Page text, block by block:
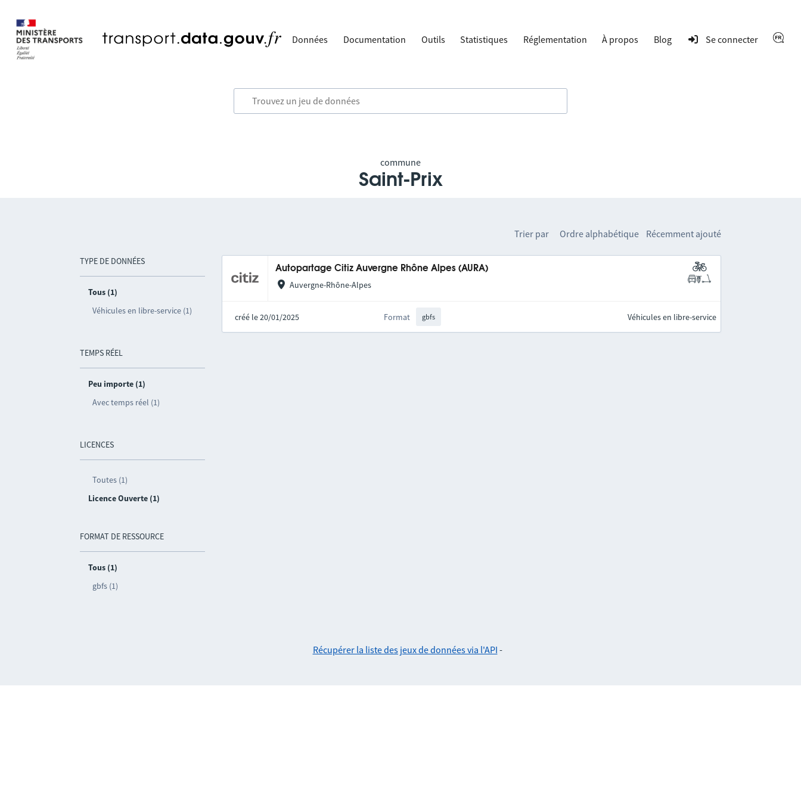
Données Documentation Outils Statistiques Réglementation À propos Blog Se connecter
commune
Saint-Prix
TYPE DE DONNÉES
Tous (1)
Véhicules en libre-service (1)
TEMPS RÉEL
Peu importe (1)
Avec temps réel (1)
LICENCES
Toutes (1)
Licence Ouverte (1)
FORMAT DE RESSOURCE
Tous (1)
gbfs (1)
Trier par Ordre alphabétique Récemment ajouté
Autopartage Citiz Auvergne Rhône Alpes (AURA)
Auvergne-Rhône-Alpes
créé le 20/01/2025 Format gbfs Véhicules en libre-service
Récupérer la liste des jeux de données via l'API -